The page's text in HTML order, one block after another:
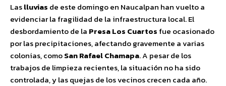
Laslluvias de este domingo en Naucalpan han vuelto a
evidenciar la fragilidad de la infraestructura local. El
desbordamiento de la Presa Los Cuartos fue ocasionado
por las precipitaciones, afectando gravemente a varias
colonias, comoSan Rafael Chamapa. A pesar de los
trabajos de limpieza recientes, la situación no ha sido
controlada, y las quejas de los vecinos crecen cada año.